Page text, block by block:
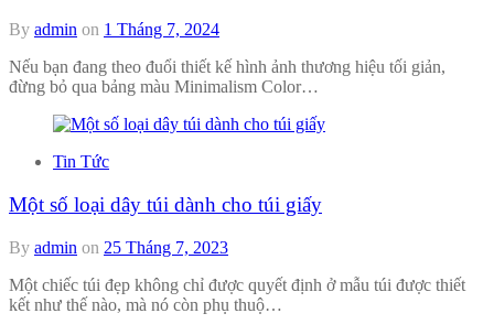
By admin on 1 Tháng 7, 2024
Nếu bạn đang theo đuổi thiết kế hình ảnh thương hiệu tối giản,
đừng bỏ qua bảng màu Minimalism Color…
Tin Tức
Một số loại dây túi dành cho túi giấy
By admin on 25 Tháng 7, 2023
Một chiếc túi đẹp không chỉ được quyết định ở mẫu túi được thiết
kết như thế nào, mà nó còn phụ thuộ…